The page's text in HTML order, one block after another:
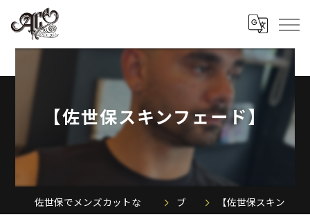
【佐世保スキンフェード】
ブログ 【佐世保スキンフェード】